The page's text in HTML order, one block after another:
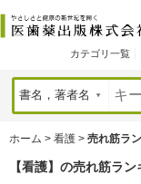
カテゴリ一覧
ホーム > 看護 > 売れ筋ラ
【看護】の売れ筋ラ